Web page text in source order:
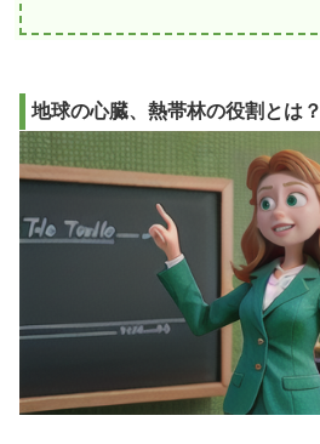
地球の心臓、熱帯林の役割とは？